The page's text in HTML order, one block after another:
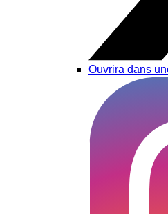
Ouvrira dans